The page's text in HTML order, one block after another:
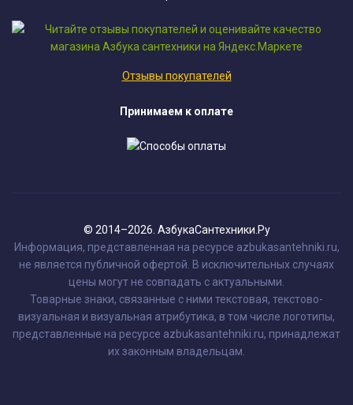
Отзывы покупателей
Принимаем к оплате
© 2014–2026. АзбукаСантехники.Ру
Информация, представленная на ресурсе azbukasantehniki.ru,
не является публичной офертой. В исключительных случаях
цены могут не совпадать с актуальными.
Товарные знаки, связанные с ними текстовая, текстово-
визуальная и визуальная атрибутика, в том числе логотипы,
представленные на ресурсе azbukasantehniki.ru, принадлежат
их законным владельцам.